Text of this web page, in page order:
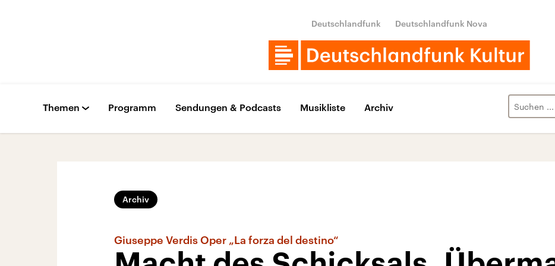
Deutschlandfunk Deutschlandfunk Nova
Themen Programm Sendungen & Podcasts Musikliste Archiv
Archiv
Giuseppe Verdis Oper „La forza del destino“